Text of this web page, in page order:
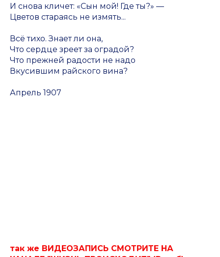
И снова кличет: «Сын мой! Где ты?» —
Цветов стараясь не измять...
Всё тихо. Знает ли она,
Что сердце зреет за оградой?
Что прежней радости не надо
Вкусившим райского вина?
Апрель 1907
так же ВИДЕОЗАПИСЬ СМОТРИТЕ НА